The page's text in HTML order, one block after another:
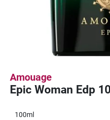
Amouage
Epic Woman Edp
100ml